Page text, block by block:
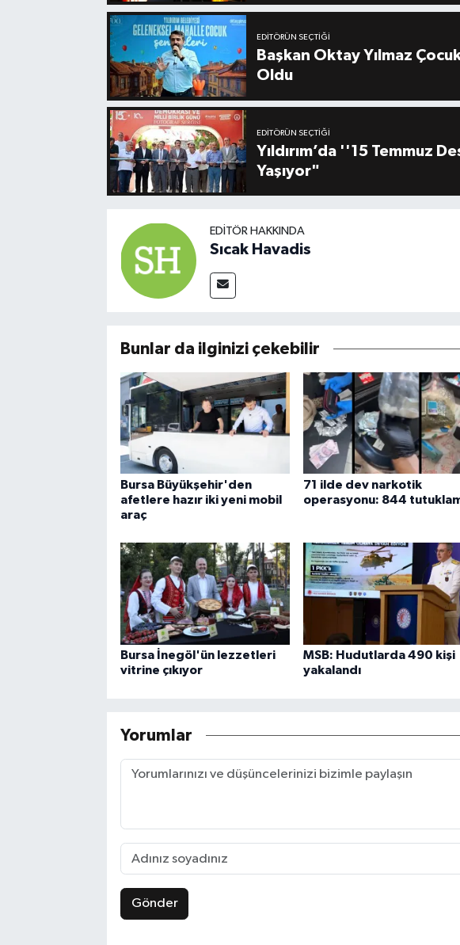
EDITÖRÜN SEÇTIĞI
Başkan Oktay Yılmaz
Oldu
EDITÖRÜN SEÇTIĞI
Yıldırım’da ''15 Temmuz
Yaşıyor"
EDITÖR HAKKINDA
Sıcak Havadis
Bunlar da ilginizi çekebilir
Bursa Büyükşehir'den
afetlere hazır iki yeni mobil
araç
71 ilde dev narkotik
operasyonu: 844
Bursa İnegöl'ün lezzetleri
vitrine çıkıyor
MSB: Hudutlarda 490 kişi
yakalandı
Yorumlar
Gönder